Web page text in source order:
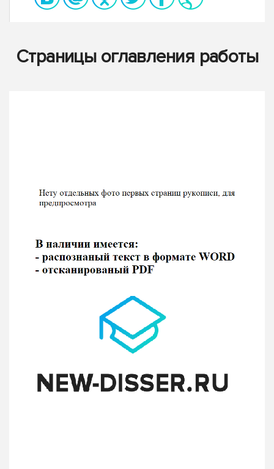
Страницы оглавления работы